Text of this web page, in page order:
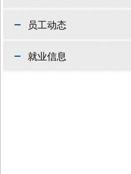
员工动态
就业信息